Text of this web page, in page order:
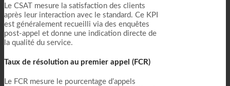
Le CSAT mesure la satisfaction des clients
après leur interaction avec le standard. Ce KPI
est généralement recueilli via des enquêtes
post-appel et donne une indication directe de
la qualité du service.
Taux de résolution au premier appel (FCR)
Le FCR mesure le pourcentage d’appels